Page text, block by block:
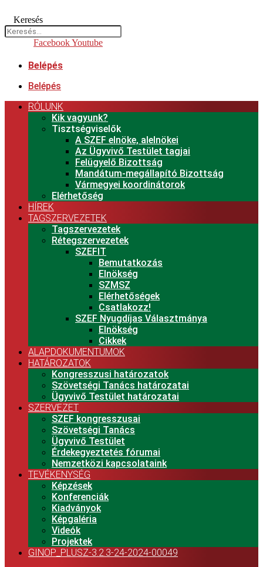
Keresés
FacebookYoutube
Belépés
Belépés
RÓLUNK
Kik vagyunk?
Tisztségviselők
A SZEF elnöke, alelnökei
Az Ügyvivő Testület tagjai
Felügyelő Bizottság
Mandátum-megállapító Bizottság
Vármegyei koordinátorok
Elérhetőség
HÍREK
TAGSZERVEZETEK
Tagszervezetek
Rétegszervezetek
SZEFIT
Bemutatkozás
Elnökség
SZMSZ
Elérhetőségek
Csatlakozz!
SZEF Nyugdíjas Választmánya
Elnökség
Cikkek
ALAPDOKUMENTUMOK
HATÁROZATOK
Kongresszusi határozatok
Szövetségi Tanács határozatai
Ügyvivő Testület határozatai
SZERVEZET
SZEF kongresszusai
Szövetségi Tanács
Ügyvivő Testület
Érdekegyeztetés fórumai
Nemzetközi kapcsolataink
TEVÉKENYSÉG
Képzések
Konferenciák
Kiadványok
Képgaléria
Videók
Projektek
GINOP_PLUSZ-3.2.3-24-2024-00049